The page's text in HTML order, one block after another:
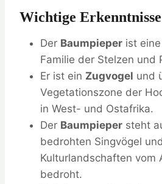
Wichtige
Der Baumpieper ist
Familie der Stelzen und
Er ist ein Zugvogel und
Vegetationszone der
in West- und Ostafrika.
Der Baumpieper steht
bedrohten Singvögel
Kulturlandschaften vom
bedroht.